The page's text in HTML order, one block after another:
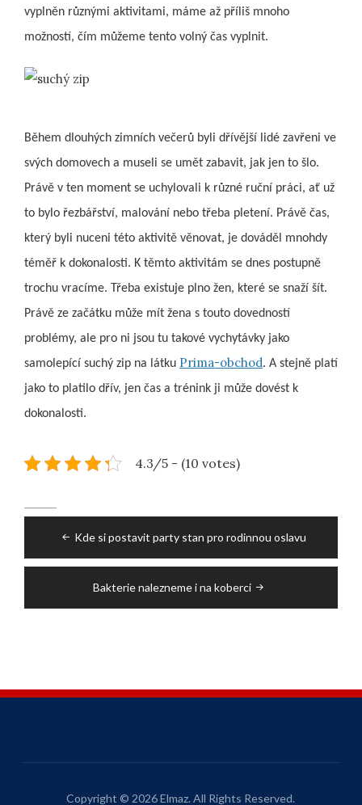
vyplněn různými aktivitami, máme až příliš mnoho
možností, čím můžeme tento volný čas vyplnit.
Během dlouhých zimních večerů byli dřívější lidé zavřeni ve
svých domovech a museli se umět zabavit, jak jen to šlo.
Právě v ten moment se uchylovali k různé ruční práci, ať už
to bylo řezbářství, malování nebo třeba pletení. Právě čas,
který byli nuceni této aktivitě věnovat, je dováděl mnohdy
téměř k dokonalosti. K těmto aktivitám se dnes postupně
trochu vracíme. Třeba existuje plno žen, které se snaží šít.
Právě ze začátku může mít žena s touto dovedností
problémy, ale pro ni jsou tu takové vychytávky jako
samolepící suchý zip na látku Prima-obchod. A stejně platí
jako to platilo dřív, jen čas a trénink ji může dovést k
dokonalosti.
4.3/5 - (10 votes)
navigationKde si postavit party stan pro rodinnou oslavu
Bakterie nalezneme i na koberci
Copyright © 2026 Elmaz. All Rights Reserved.